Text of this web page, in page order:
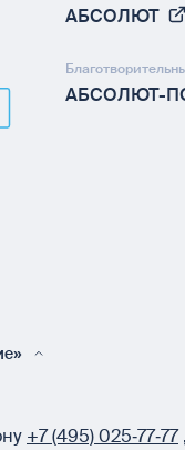
АБСОЛЮТ
АБСОЛЮТ-
+7 (495) 025‑77‑77 ,